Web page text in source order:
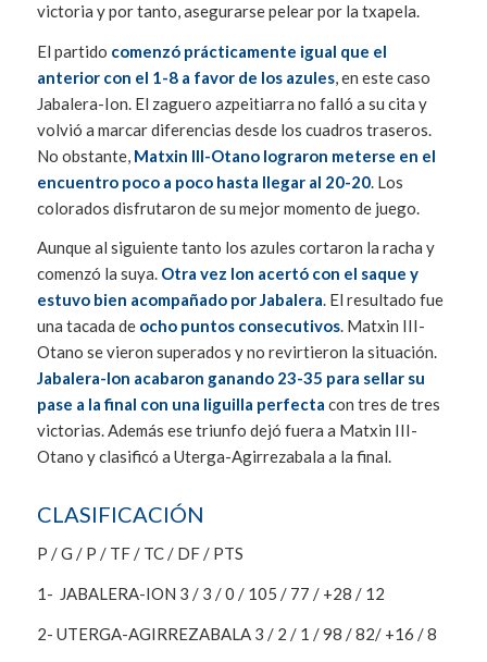
victoria y por tanto, asegurarse pelear por la txapela.
El partido comenzó prácticamente igual que el
anterior con el 1-8 a favor de los azules, en este caso
Jabalera-Ion. El zaguero azpeitiarra no falló a su cita y
volvió a marcar diferencias desde los cuadros traseros.
No obstante, Matxin III-Otano lograron meterse en el
encuentro poco a poco hasta llegar al 20-20. Los
colorados disfrutaron de su mejor momento de juego.
Aunque al siguiente tanto los azules cortaron la racha y
comenzó la suya. Otra vez Ion acertó con el saque y
estuvo bien acompañado por Jabalera. El resultado fue
una tacada de ocho puntos consecutivos. Matxin III-
Otano se vieron superados y no revirtieron la situación.
Jabalera-Ion acabaron ganando 23-35 para sellar su
pase a la final con una liguilla perfecta con tres de tres
victorias. Además ese triunfo dejó fuera a Matxin III-
Otano y clasificó a Uterga-Agirrezabala a la final.
CLASIFICACIÓN
P / G / P / TF / TC / DF / PTS
1- JABALERA-ION 3 / 3 / 0 / 105 / 77 / +28 / 12
2- UTERGA-AGIRREZABALA 3 / 2 / 1 / 98 / 82/ +16 / 8